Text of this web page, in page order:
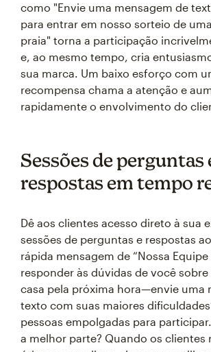
como "Envie uma mensagem de
para entrar em nosso sorteio de
praia" torna a participação
e, ao mesmo tempo, cria
sua marca. Um baixo esforço com
recompensa chama a atenção e
rapidamente o envolvimento do
Sessões de perguntas
respostas em tempo
Dê aos clientes acesso direto à sua
sessões de perguntas e respostas
rápida mensagem de “Nossa
responder às dúvidas de você
casa pela próxima hora—envie uma
texto com suas maiores
pessoas empolgadas para
a melhor parte? Quando os clientes